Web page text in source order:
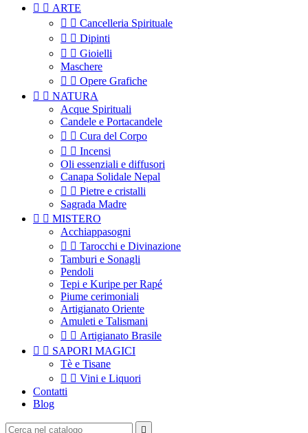
  ARTE
  Cancelleria Spirituale
  Dipinti
  Gioielli
Maschere
  Opere Grafiche
  NATURA
Acque Spirituali
Candele e Portacandele
  Cura del Corpo
  Incensi
Oli essenziali e diffusori
Canapa Solidale Nepal
  Pietre e cristalli
Sagrada Madre
  MISTERO
Acchiappasogni
  Tarocchi e Divinazione
Tamburi e Sonagli
Pendoli
Tepi e Kuripe per Rapé
Piume cerimoniali
Artigianato Oriente
Amuleti e Talismani
  Artigianato Brasile
  SAPORI MAGICI
Tè e Tisane
  Vini e Liquori
Contatti
Blog
